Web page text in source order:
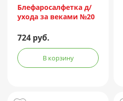
Блефаросалфетка д/
ухода за веками №20
724 руб.
В корзину